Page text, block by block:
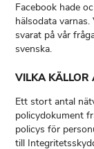
Facebook hade
hälsodata
svarat på vår
svenska.
VILKA KÄLLOR
Ett stort antal
policydokument
policys för
till